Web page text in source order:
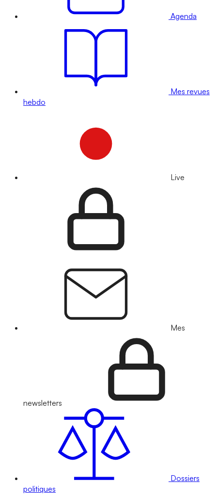
Agenda
Mes revues
hebdo
Live
Mes
newsletters
Dossiers
politiques